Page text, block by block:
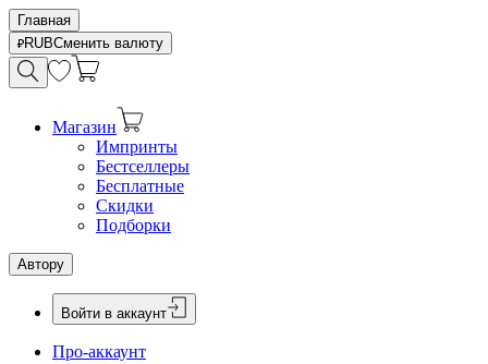
Главная
RUBСменить валюту
Магазин
Импринты
Бестселлеры
Бесплатные
Скидки
Подборки
Автору
Войти в аккаунт
Про-аккаунт